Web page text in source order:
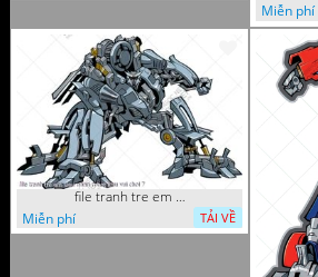
Miễn phí
file tranh tre em sieu nhan robot khu vui choi 7
Miễn phí
TẢI VỀ